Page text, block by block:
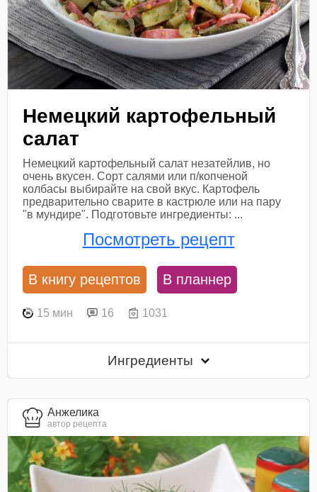
Немецкий картофельный
салат
Немецкий картофельный салат незатейлив, но
очень вкусен. Сорт салями или п/копченой
колбасы выбирайте на свой вкус. Картофель
предварительно сварите в кастрюле или на пару
"в мундире". Подготовьте ингредиенты: ...
Посмотреть рецепт
В книгу рецептов В планнер
15 мин 16 1031
Ингредиенты
Анжелика
автор рецепта